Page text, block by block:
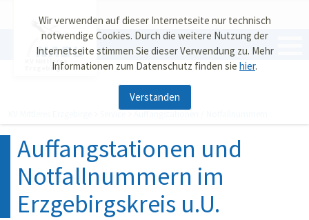
Wir verwenden auf dieser Internetseite nur technisch
notwendige Cookies. Durch die weitere Nutzung der
Internetseite stimmen Sie dieser Verwendung zu. Mehr
Informationen zum Datenschutz finden sie hier.
Verstanden
KV Mittleres
Erzgebirge
Service Auffangstationen / Notfallnummern
Auffangstationen und
Notfallnummern im
Erzgebirgskreis u.U.